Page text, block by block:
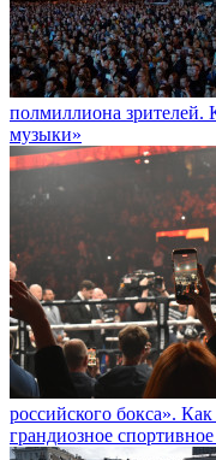
полмиллиона зрителей.
музыки»
российского бокса».
грандиозное